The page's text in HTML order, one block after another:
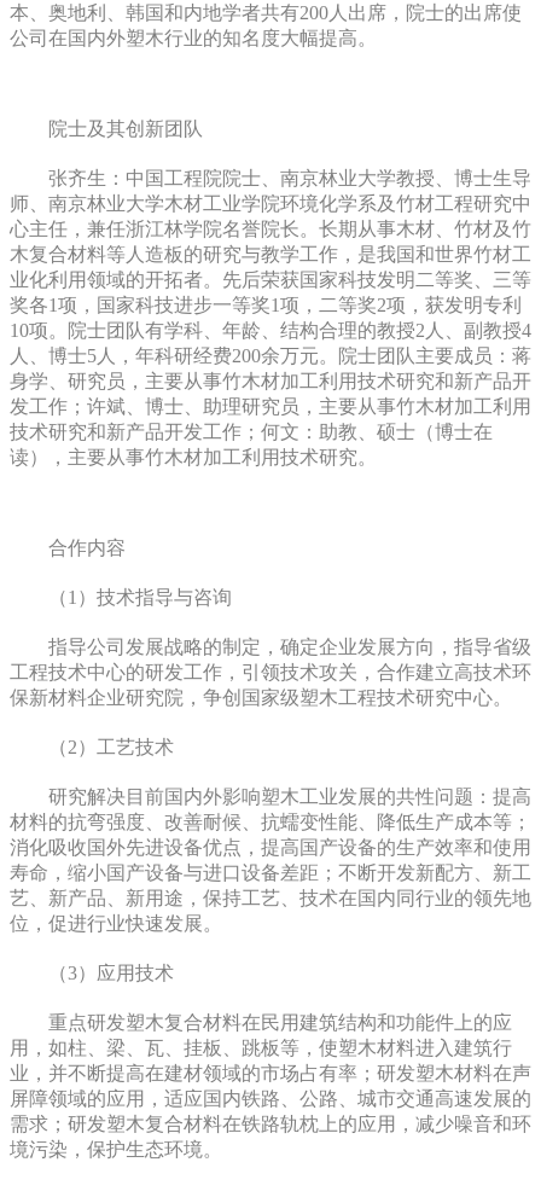
本、奥地利、韩国和内地学者共有200人出席，院士的出席使
公司在国内外塑木行业的知名度大幅提高。
院士及其创新团队
张齐生：中国工程院院士、南京林业大学教授、博士生导
师、南京林业大学木材工业学院环境化学系及竹材工程研究中
心主任，兼任浙江林学院名誉院长。长期从事木材、竹材及竹
木复合材料等人造板的研究与教学工作，是我国和世界竹材工
业化利用领域的开拓者。先后荣获国家科技发明二等奖、三等
奖各1项，国家科技进步一等奖1项，二等奖2项，获发明专利
10项。院士团队有学科、年龄、结构合理的教授2人、副教授4
人、博士5人，年科研经费200余万元。院士团队主要成员：蒋
身学、研究员，主要从事竹木材加工利用技术研究和新产品开
发工作；许斌、博士、助理研究员，主要从事竹木材加工利用
技术研究和新产品开发工作；何文：助教、硕士（博士在
读），主要从事竹木材加工利用技术研究。
合作内容
（1）技术指导与咨询
指导公司发展战略的制定，确定企业发展方向，指导省级
工程技术中心的研发工作，引领技术攻关，合作建立高技术环
保新材料企业研究院，争创国家级塑木工程技术研究中心。
（2）工艺技术
研究解决目前国内外影响塑木工业发展的共性问题：提高
材料的抗弯强度、改善耐候、抗蠕变性能、降低生产成本等；
消化吸收国外先进设备优点，提高国产设备的生产效率和使用
寿命，缩小国产设备与进口设备差距；不断开发新配方、新工
艺、新产品、新用途，保持工艺、技术在国内同行业的领先地
位，促进行业快速发展。
（3）应用技术
重点研发塑木复合材料在民用建筑结构和功能件上的应
用，如柱、梁、瓦、挂板、跳板等，使塑木材料进入建筑行
业，并不断提高在建材领域的市场占有率；研发塑木材料在声
屏障领域的应用，适应国内铁路、公路、城市交通高速发展的
需求；研发塑木复合材料在铁路轨枕上的应用，减少噪音和环
境污染，保护生态环境。